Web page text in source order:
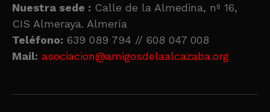
Nuestra sede : Calle de la Almedina, nº 16,
CIS Almeraya. Almería
Teléfono: 639 089 794 // 608 047 008
Mail: asociacion@amigosdelaalcazaba.org